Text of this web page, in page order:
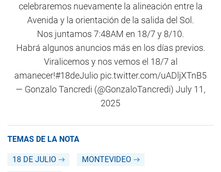
celebraremos nuevamente la alineación entre la
Avenida y la orientación de la salida del Sol.
Nos juntamos 7:48AM en 18/7 y 8/10.
Habrá algunos anuncios más en los días previos.
Viralicemos y nos vemos el 18/7 al
amanecer!#18deJulio pic.twitter.com/uADljXTnB5
— Gonzalo Tancredi (@GonzaloTancredi) July 11,
2025
TEMAS DE LA NOTA
18 DE JULIO
MONTEVIDEO